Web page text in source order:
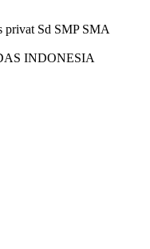
privat Sd SMP SMA
INDONESIA